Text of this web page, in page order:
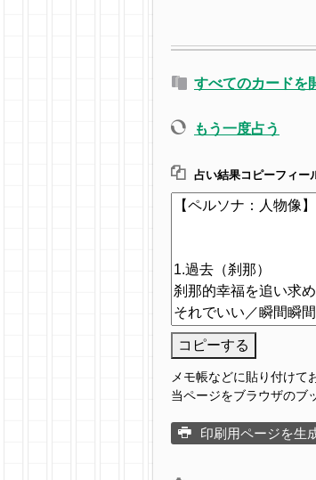
すべてのカードを
もう一度占う
占い結果コピーフィー
コピーする
メモ帳などに貼り付けて
当ページをブラウザのブ
印刷用ページを生